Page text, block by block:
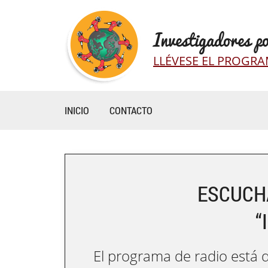
Investigadores
LLÉVESE EL
INICIO CONTACTO
El programa de radio está